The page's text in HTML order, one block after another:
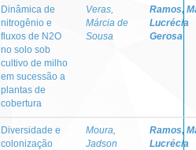
Dinâmica de
nitrogênio e
fluxos de N2O
no solo sob
cultivo de milho
em sucessão a
plantas de
cobertura
Veras,
Márcia de
Sousa
Ramos,
Lucrécia
Gerosa
Diversidade e
colonização
Moura,
Jadson
Ramos,
Lucrécia